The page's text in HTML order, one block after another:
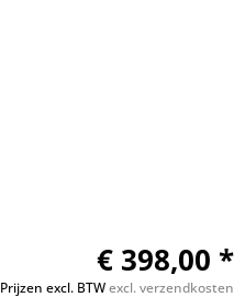
€ 398,00 *
Prijzen excl. BTWexcl. verzendkosten